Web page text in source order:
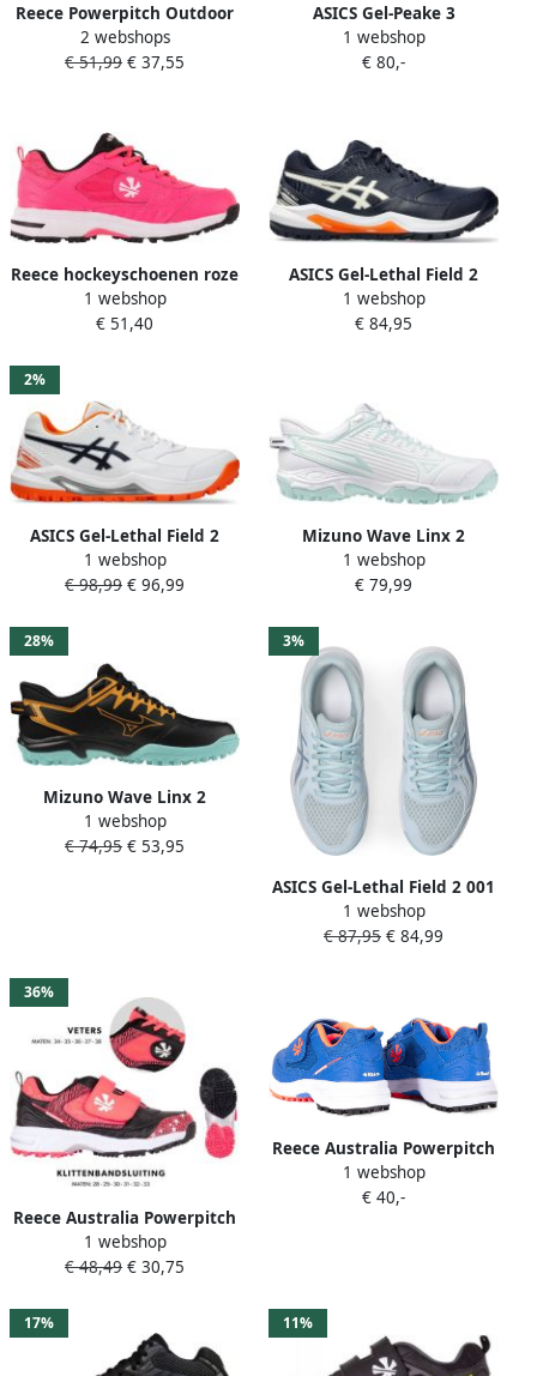
Reece Powerpitch Outdoor
Hockeyschoenen Kinderen
Marine
2 webshops
€ 51,99 € 37,55
ASICS Gel-Peake 3
hockeyschoenen zwart wit
1 webshop
€ 80,-
Reece hockeyschoenen roze
zwart
1 webshop
€ 51,40
ASICS Gel-Lethal Field 2
hockeyschoenen
donkerblauw ecru oranje
1 webshop
€ 84,95
2%
ASICS Gel-Lethal Field 2
Hockeyschoenen wit
donkerblauw oranje
1 webshop
€ 98,99 € 96,99
Mizuno Wave Linx 2
hockeyschoenen wit
lichtblauw
1 webshop
€ 79,99
28%
Mizuno Wave Linx 2
hockeyschoenen zwart
oranje mintgroen
1 webshop
€ 74,95 € 53,95
3%
ASICS Gel-Lethal Field 2 001
black white Hockey
Hockeyschoenen Veld
1 webshop
€ 87,95 € 84,99
36%
Reece Australia Powerpitch
Outdoor hockeyschoenen
zwart roze Polyester 30
1 webshop
€ 48,49 € 30,75
Reece Australia Powerpitch
Outdoor hockeyschoenen
blauw oranje Polyester 28
1 webshop
€ 40,-
17% 11%